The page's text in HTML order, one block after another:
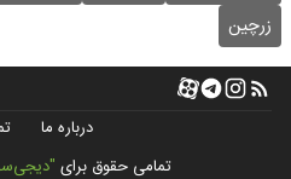
زرچین
درباره ما
تمامی حقوق برای